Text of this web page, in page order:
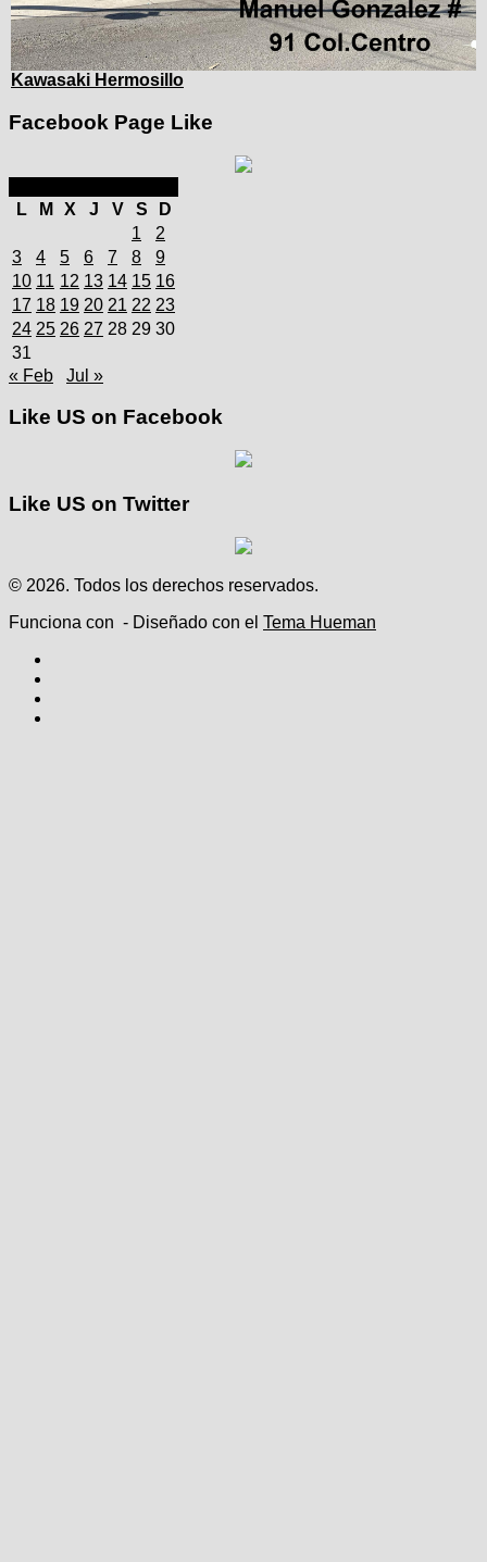
Kawasaki Hermosillo
Facebook Page Like
L
M X J V S
D
1
2
3
4 5 6 7 8
9
10 11 12 13 14 15 16
17 18 19 20 21 22 23
24 25 26 27 28 29 30
31
« Feb
Jul »
Like US on Facebook
Like US on Twitter
© 2026. Todos los derechos reservados.
Funciona con - Diseñado con el Tema Hueman